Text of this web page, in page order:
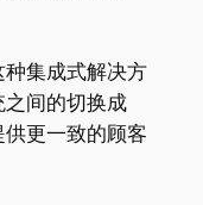
集成式解决方
间的切换成
更一致的顾客